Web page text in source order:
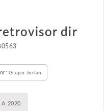
dir
Grupo Jorlan
2020